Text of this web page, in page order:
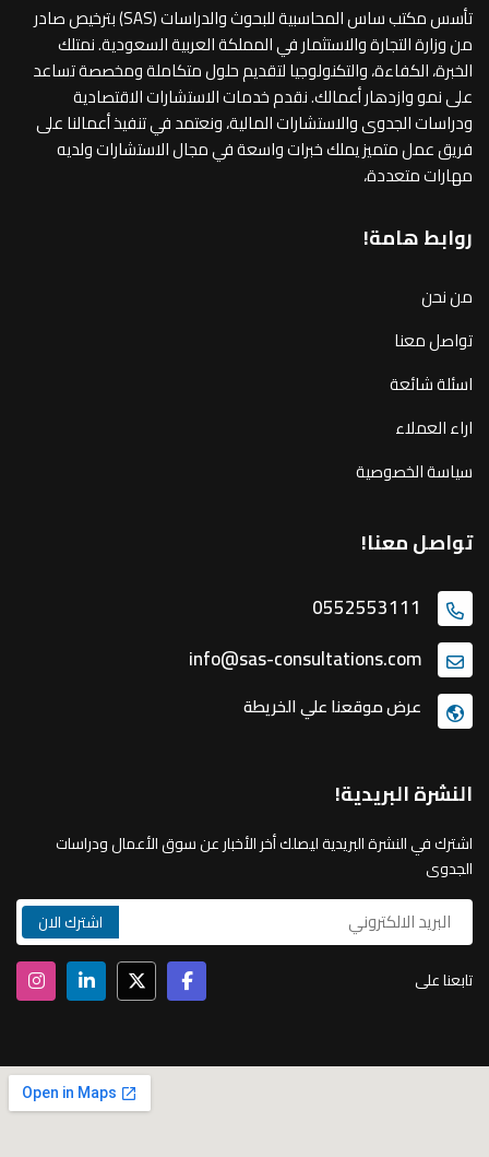
تأسس مكتب ساس المحاسبية للبحوث والدراسات (SAS) بترخيص صادر
من وزارة التجارة والاستثمار في المملكة العربية السعودية. نمتلك
الخبرة، الكفاءة، والتكنولوجيا لتقديم حلول متكاملة ومخصصة تساعد
على نمو وازدهار أعمالك. نقدم خدمات الاستشارات الاقتصادية
ودراسات الجدوى والاستشارات المالية، ونعتمد في تنفيذ أعمالنا على
فريق عمل متميز يملك خبرات واسعة في مجال الاستشارات ولديه
مهارات متعددة،
روابط هامة!
من نحن
تواصل معنا
اسئلة شائعة
اراء العملاء
سياسة الخصوصية
تواصل معنا!
0552553111
info@sas-consultations.com
عرض موقعنا علي الخريطة
النشرة البريدية!
اشترك في النشرة البريدية ليصلك أخر الأخبار عن سوق الأعمال ودراسات
الجدوى
تابعنا على